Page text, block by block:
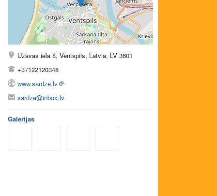
Užavas iela 8, Ventspils, Latvia, LV 3601
+37122120348
www.sardze.lv
sardze@inbox.lv
Galerijas